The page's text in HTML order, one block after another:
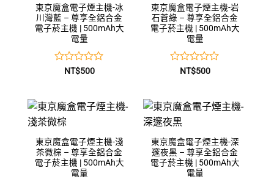
東京魔盒電子煙主機-冰
川灣藍 – 尊享全鋁合金
電子菸主機 | 500mAh大
電量
滿
分
5
NT$500
東京魔盒電子煙主機-岩
石蒼綠 – 尊享全鋁合金
電子菸主機 | 500mAh大
電量
滿
分
5
NT$500
東京魔盒電子煙主機-淺
茶微棕 – 尊享全鋁合金
電子菸主機 | 500mAh大
電量
東京魔盒電子煙主機-深
邃夜黑 – 尊享全鋁合金
電子菸主機 | 500mAh大
電量